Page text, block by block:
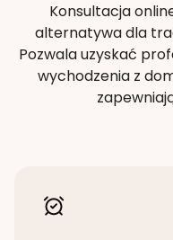
Konsultacja
alternatywa dla
Pozwala uzyskać
wychodzenia z